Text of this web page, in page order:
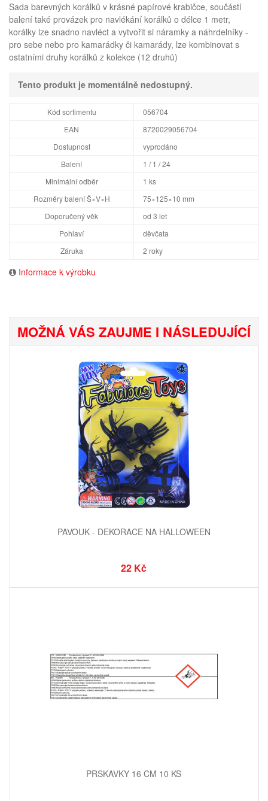
Sada barevných korálků v krásné papírové krabičce, součástí
balení také provázek pro navlékání korálků o délce 1 metr,
korálky lze snadno navléct a vytvořit si náramky a náhrdelníky -
pro sebe nebo pro kamarádky či kamarády, lze kombinovat s
ostatními druhy korálků z kolekce (12 druhů)
Tento produkt je momentálně nedostupný.
Kód sortimentu
056704
EAN
8720029056704
Dostupnost
vyprodáno
Balení
1 / 1 / 24
Minimální odběr
1 ks
Rozměry balení Š×V×H
75×125×10 mm
Doporučený věk
od 3 let
Pohlaví
děvčata
Záruka
2 roky
Informace k výrobku
MOŽNÁ VÁS ZAUJME I NÁSLEDUJÍCÍ
PAVOUK - DEKORACE NA HALLOWEEN
22 Kč
PRSKAVKY 16 CM 10 KS